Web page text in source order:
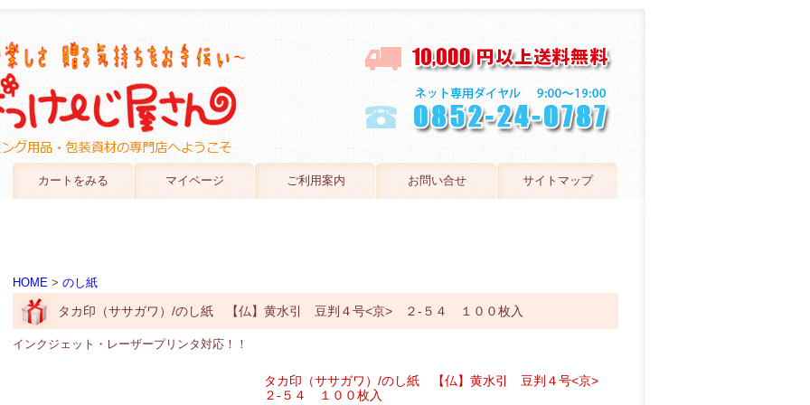
カートをみる マイページ ご利用案内 お問い合せ サイトマップ
HOME > のし紙
タカ印（ササガワ）/のし紙 【仏】黄水引 豆判４号<京> ２-５４ １００枚入
インクジェット・レーザープリンタ対応！！
タカ印（ササガワ）/のし紙 【仏】黄水引 豆判４号<京>
２-５４ １００枚入